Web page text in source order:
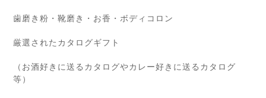
歯磨き粉・靴磨き・お香・ボディコロン
厳選されたカタログギフト
（お酒好きに送るカタログやカレー好きに送るカタログ
等）